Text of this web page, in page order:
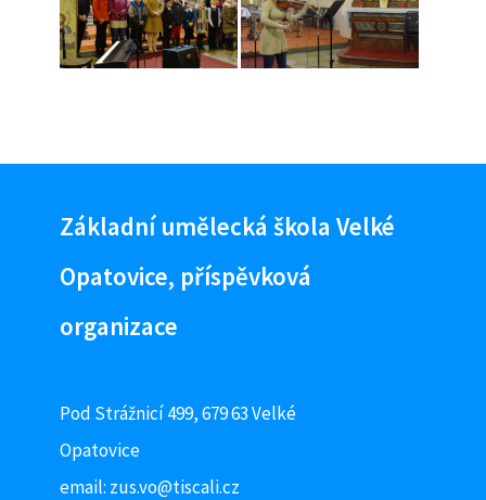
Základní umělecká škola Velké
Opatovice, příspěvková
organizace
Pod Strážnicí 499, 679 63 Velké
Opatovice
email: zus.vo@tiscali.cz